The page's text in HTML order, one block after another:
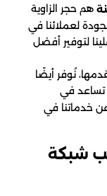
هم حجر الزاوية
لعملائنا في
لتوفير أفضل
نُوفر أيضًا
تساعد في
خدماتنا في
شبكة